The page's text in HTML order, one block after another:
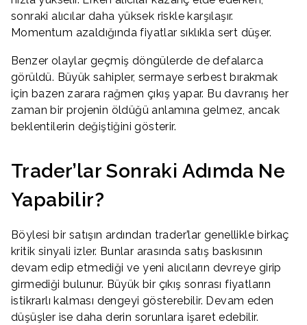
sonraki alıcılar daha yüksek riskle karşılaşır.
Momentum azaldığında fiyatlar sıklıkla sert düşer.
Benzer olaylar geçmiş döngülerde de defalarca
görüldü. Büyük sahipler, sermaye serbest bırakmak
için bazen zarara rağmen çıkış yapar. Bu davranış her
zaman bir projenin öldüğü anlamına gelmez, ancak
beklentilerin değiştiğini gösterir.
Trader’lar Sonraki Adımda Ne
Yapabilir?
Böylesi bir satışın ardından trader’lar genellikle birkaç
kritik sinyali izler. Bunlar arasında satış baskısının
devam edip etmediği ve yeni alıcıların devreye girip
girmediği bulunur. Büyük bir çıkış sonrası fiyatların
istikrarlı kalması dengeyi gösterebilir. Devam eden
düşüşler ise daha derin sorunlara işaret edebilir.